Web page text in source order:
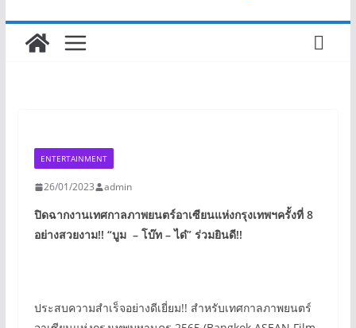
ENTERTAINMENT
26/01/2023 admin
ปิดฉากงานเทศกาลภาพยนตร์อาเซียนแห่งกรุงเทพฯครั้งที่ 8
อย่างสวยงาม!! “บูม – โบ๊ท – ได๋” ร่วมยินดี!!
ประสบความสำเร็จอย่างดีเยี่ยม!! สำหรับเทศกาลภาพยนตร์